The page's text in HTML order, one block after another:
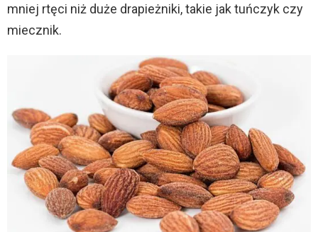
mniej rtęci niż duże drapieżniki, takie jak tuńczyk czy
miecznik.